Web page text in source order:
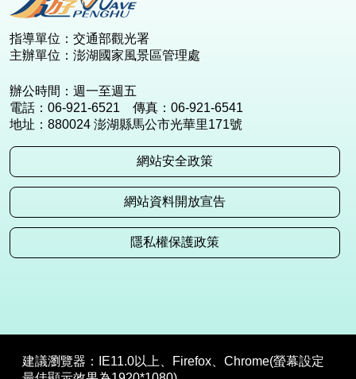
指導單位：交通部觀光署
主辦單位：澎湖國家風景區管理處
辦公時間：週一至週五
電話：06-921-6521 傳真：06-921-6541
地址：880024 澎湖縣馬公市光華里171號
網站安全政策
網站資料開放宣告
隱私權保護政策
建議瀏覽器：IE11.0以上、Firefox、Chrome(螢幕設定